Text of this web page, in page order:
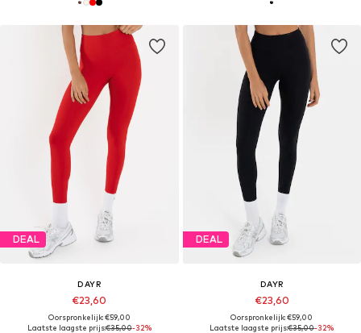
DEAL
DAYR
€23,60
Oorspronkelijk: €59,00
Laatste laagste prijs:€35,00-32%
DEAL
DAYR
€23,60
Oorspronkelijk: €59,00
Laatste laagste prijs:€35,00-32%